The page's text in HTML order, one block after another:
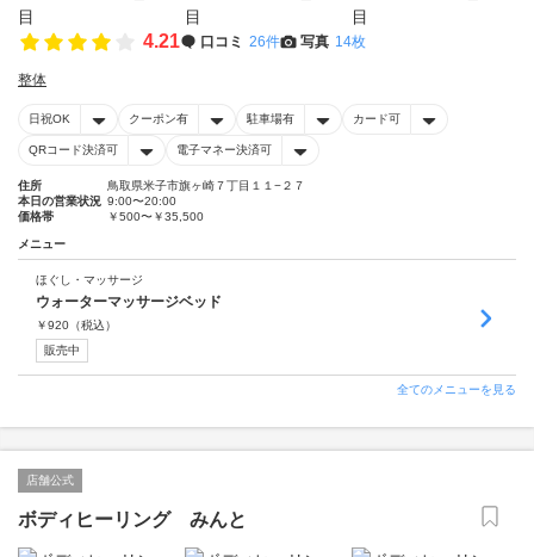
4.21 口コミ 26件 写真 14枚
整体
日祝OK クーポン有 駐車場有 カード可
QRコード決済可 電子マネー決済可
住所
鳥取県米子市旗ヶ崎７丁目１１−２７
本日の営業状況 9:00〜20:00
価格帯
￥500〜￥35,500
メニュー
ほぐし・マッサージ
ウォーターマッサージベッド
￥920 （税込）
販売中
全てのメニューを見る
店舗公式
ボディヒーリング みんと